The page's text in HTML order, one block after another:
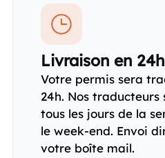
Livraison en 24h
Votre permis sera
24h. Nos traducteurs
tous les jours de la
le week-end. Envoi
votre boîte mail.